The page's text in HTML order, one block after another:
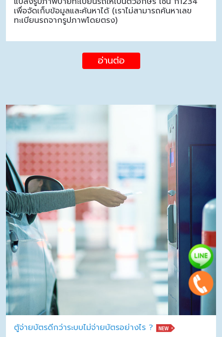
เพื่อจัดเก็บข้อมูลและค้นหาได้ (เราไม่สามารถค้นหาเลข
ทะเบียนรถจากรูปภาพโดยตรง)
อ่านต่อ
ตู้จ่ายบัตรดีกว่าระบบไม่จ่ายบัตรอย่างไร ?